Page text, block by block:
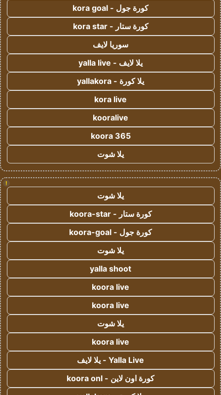
كورة جول - kora goal
كورة ستار - kora star
سوريا لايف
يلا لايف - yalla live
يلا كورة - yallakora
kora live
kooralive
koora 365
يلا شوت
!
يلا شوت
كورة ستار - koora-star
كورة جول - koora-goal
يلا شوت
yalla shoot
koora live
koora live
يلا شوت
koora live
Yalla Live - يلا لايف
كورة اون لاين - koora onl